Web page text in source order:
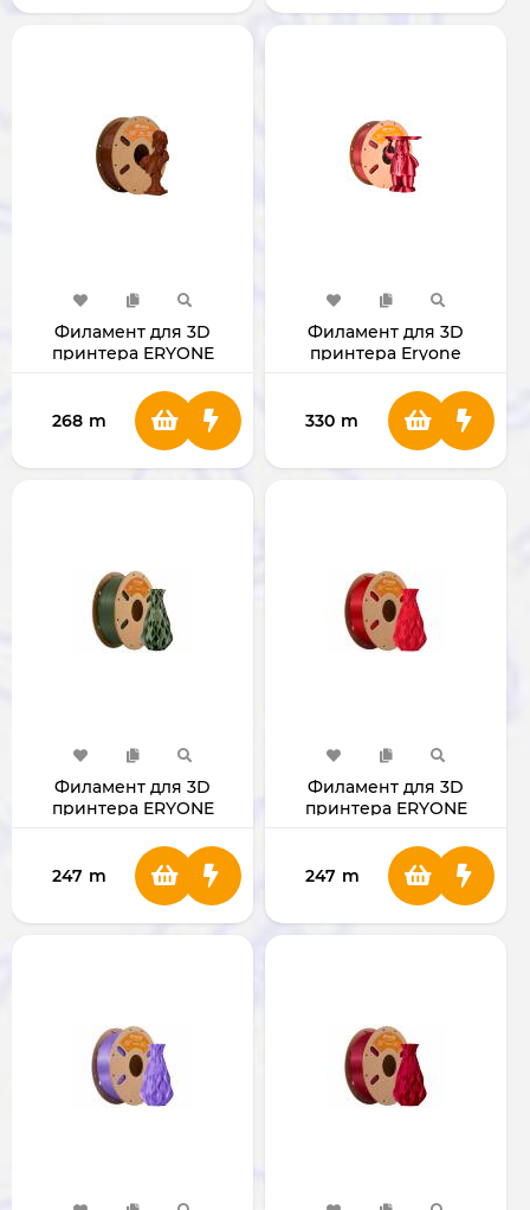
Филамент для 3D
принтера ERYONE
Plus Dark Brown
268 m
Филамент для 3D
принтера Eryone
(Red)
330 m
Филамент для 3D
принтера ERYONE
247 m
Филамент для 3D
принтера ERYONE
247 m